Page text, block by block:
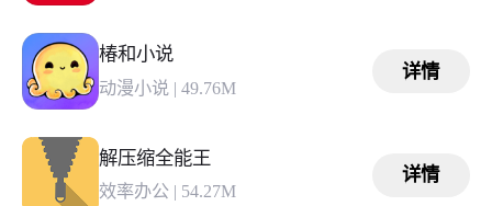
椿和小说
动漫小说| 49.76M
详情
解压缩全能王
效率办公| 54.27M
详情